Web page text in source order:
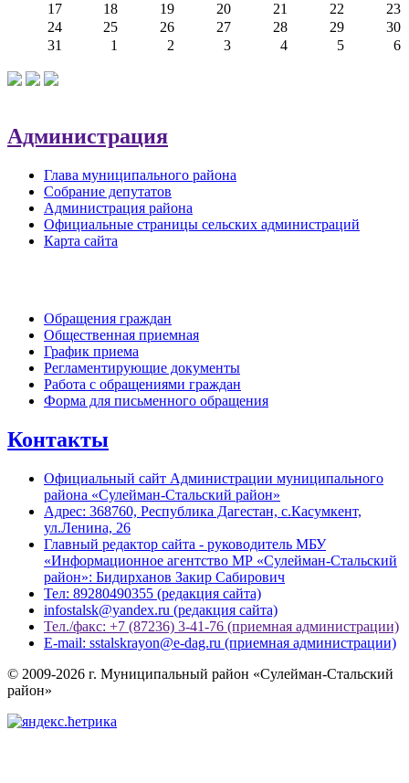
17
18 19 20 21 22
23
24
25 26 27 28 29
30
31
1 2 3 4 5 6
Администрация
Глава муниципального района
Собрание депутатов
Администрация района
Официальные страницы сельских администраций
Карта сайта
Обращения граждан
Общественная приемная
График приема
Регламентирующие документы
Работа с обращениями граждан
Форма для письменного обращения
Контакты
Официальный сайт Администрации муниципального
района «Сулейман-Стальский район»
Адрес: 368760, Республика Дагестан, с.Касумкент,
ул.Ленина, 26
Главный редактор сайта - руководитель МБУ
«Информационное агентство МР «Сулейман-Стальский
район»: Бидирханов Закир Сабирович
Тел: 89280490355 (редакция сайта)
infostalsk@yandex.ru (редакция сайта)
Тел./факс: +7 (87236) 3-41-76 (приемная администрации)
E-mail: sstalskrayon@e-dag.ru (приемная администрации)
© 2009-2026 г. Муниципальный район «Сулейман-Стальский
район»